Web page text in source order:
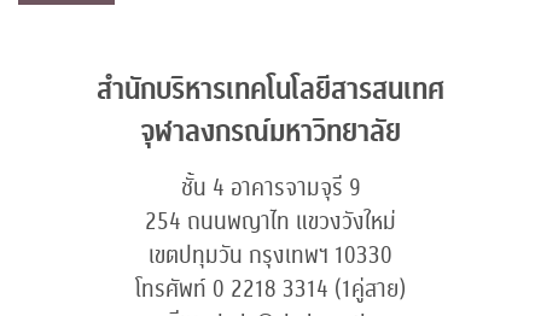
สำนักบริหารเทคโนโลยีสารสนเทศ
จุฬาลงกรณ์มหาวิทยาลัย
ชั้น 4 อาคารจามจุรี 9
254 ถนนพญาไท แขวงวังใหม่
เขตปทุมวัน กรุงเทพฯ 10330
โทรศัพท์ 0 2218 3314 (1คู่สาย)